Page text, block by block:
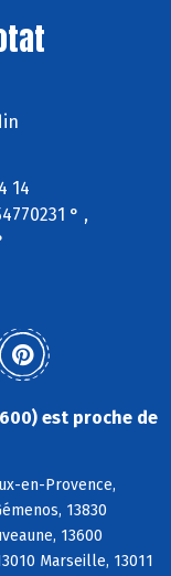
14
° ,
est proche de
en-Provence,
13830
13600
Marseille, 13011